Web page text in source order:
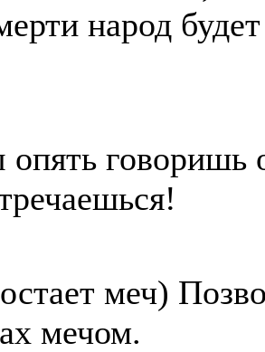
народ
говоришь
меч)
мечом.